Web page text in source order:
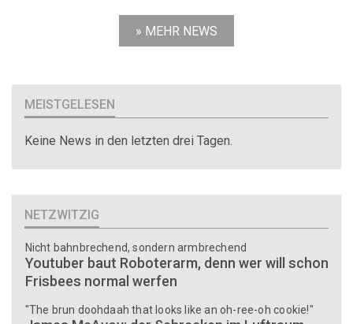
» MEHR NEWS
MEISTGELESEN
Keine News in den letzten drei Tagen.
NETZWITZIG
Nicht bahnbrechend, sondern armbrechend
Youtuber baut Roboterarm, denn wer will schon
Frisbees normal werfen
"The brun doohdaah that looks like an oh-ree-oh cookie!"